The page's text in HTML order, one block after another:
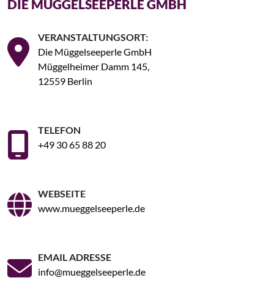
DIE MÜGGELSEEPERLE GMBH
VERANSTALTUNGSORT:
Die Müggelseeperle GmbH
Müggelheimer Damm 145,
12559 Berlin
TELEFON
+49 30 65 88 20
WEBSEITE
www.mueggelseeperle.de
EMAIL ADRESSE
info@mueggelseeperle.de